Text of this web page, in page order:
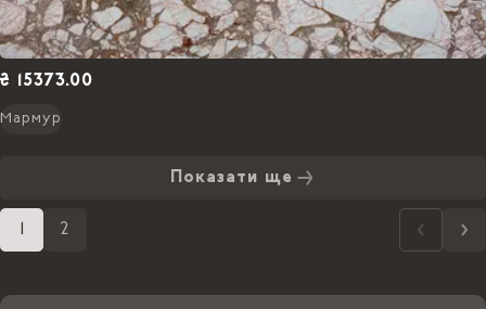
₴ 15373.00
Мармур
Показати ще
2